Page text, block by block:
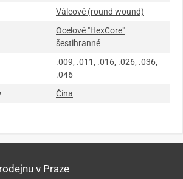
Válcové (round wound)
Ocelové "HexCore"
šestihranné
.009, .011, .016, .026, .036,
.046
Čína
v Praze